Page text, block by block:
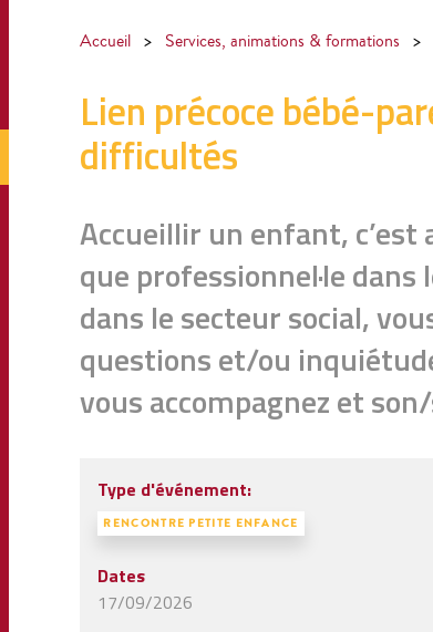
Accueil > Services, animations & formations >
Lien précoce bébé-
difficultés
Accueillir un enfant,
que professionnel·le
dans le secteur social,
questions et/ou
vous accompagnez et
Type d'événement:
RENCONTRE PETITE ENFANCE
Dates
17/09/2026